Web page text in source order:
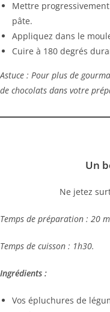
Mettre
pâte.
Appliquez dans le
Cuire à 180 degrés
Astuce : Pour plus de
de chocolats dans votre
Un
Ne jetez
Temps de préparation : 20
Temps de cuisson : 1h30.
Ingrédients :
Vos épluchures de